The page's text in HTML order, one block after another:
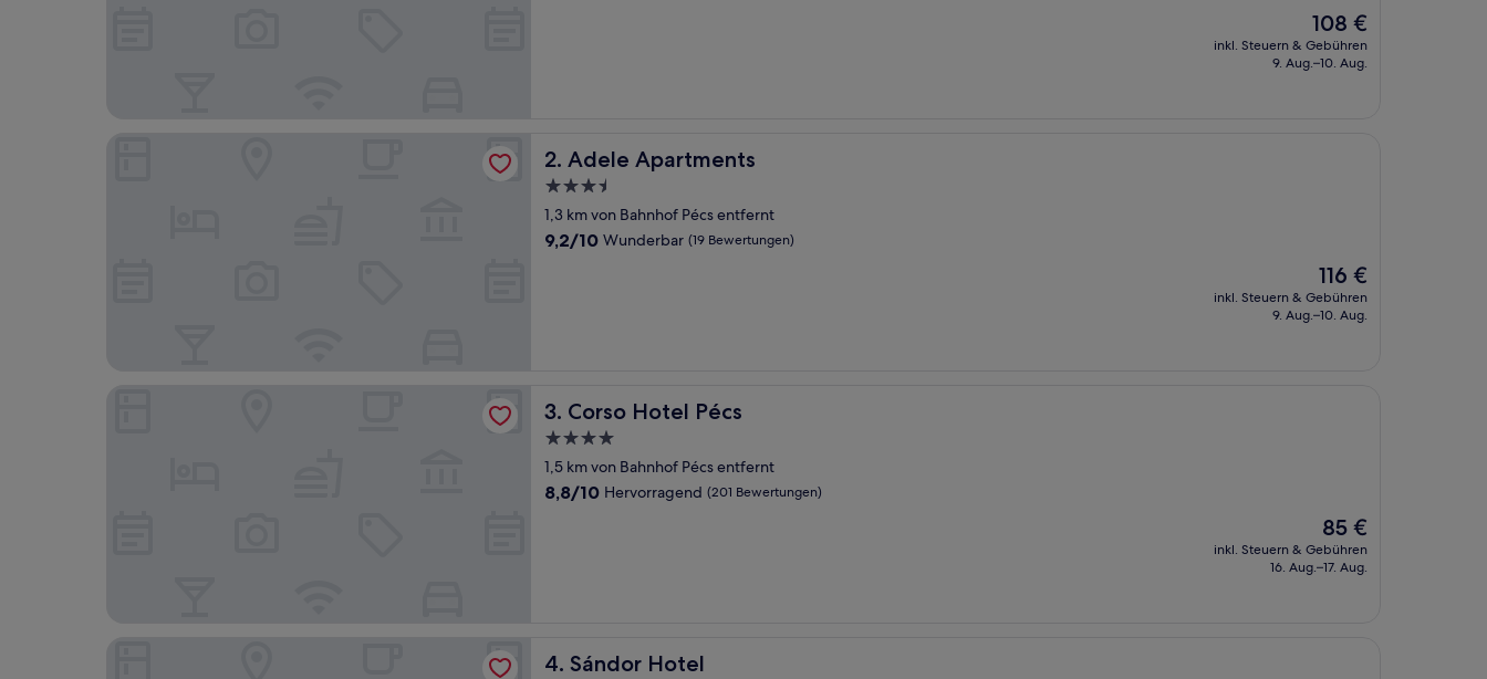
Der
Preis
beträgt
108 €
inkl. Steuern & Gebühren
9. Aug.–10. Aug.
2. Adele Apartments
Adele Apartments
3.5-
Sterne-
Unterkunft
1,3 km von Bahnhof Pécs entfernt
9.2
9,2/10 Wunderbar (19 Bewertungen)
Der
Preis
beträgt
116 €
inkl. Steuern & Gebühren
9. Aug.–10. Aug.
3. Corso Hotel Pécs
Corso Hotel Pécs
4.0-
Sterne-
Unterkunft
1,5 km von Bahnhof Pécs entfernt
8.8
8,8/10 Hervorragend (201 Bewertungen)
Der
Preis
beträgt
85 €
inkl. Steuern & Gebühren
16. Aug.–17. Aug.
4. Sándor Hotel
Sándor Hotel